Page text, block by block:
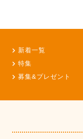
新着一覧
特集
募集&プレゼント